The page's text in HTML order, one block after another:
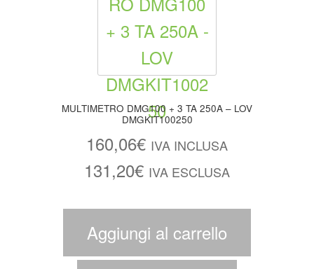
MULTIMETRO DMG100 + 3 TA 250A – LOV
DMGKIT100250
160,06€ IVA INCLUSA
131,20€ IVA ESCLUSA
Aggiungi al carrello